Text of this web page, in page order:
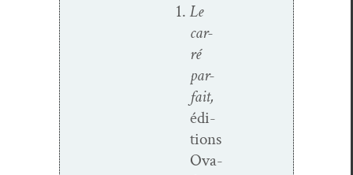
Le
car­
ré
par­
fait,
édi­
tions
Ova­